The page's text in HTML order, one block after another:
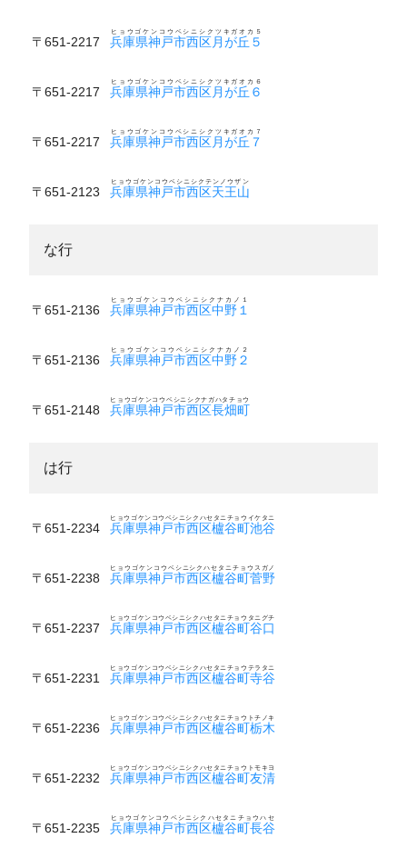
〒651-2217 兵庫県神戸市西区月が丘５
ヒョウゴケンコウベシニシクツキガオカ５
〒651-2217 兵庫県神戸市西区月が丘６
ヒョウゴケンコウベシニシクツキガオカ６
〒651-2217 兵庫県神戸市西区月が丘７
ヒョウゴケンコウベシニシクツキガオカ７
〒651-2123 兵庫県神戸市西区天王山
ヒョウゴケンコウベシニシクテンノウザン
な行
〒651-2136 兵庫県神戸市西区中野１
ヒョウゴケンコウベシニシクナカノ１
〒651-2136 兵庫県神戸市西区中野２
ヒョウゴケンコウベシニシクナカノ２
〒651-2148 兵庫県神戸市西区長畑町
ヒョウゴケンコウベシニシクナガハタチョウ
は行
〒651-2234 兵庫県神戸市西区櫨谷町池谷
ヒョウゴケンコウベシニシクハセタニチョウイケタニ
〒651-2238 兵庫県神戸市西区櫨谷町菅野
ヒョウゴケンコウベシニシクハセタニチョウスガノ
〒651-2237 兵庫県神戸市西区櫨谷町谷口
ヒョウゴケンコウベシニシクハセタニチョウタニグチ
〒651-2231 兵庫県神戸市西区櫨谷町寺谷
ヒョウゴケンコウベシニシクハセタニチョウテラタニ
〒651-2236 兵庫県神戸市西区櫨谷町栃木
ヒョウゴケンコウベシニシクハセタニチョウトチノキ
〒651-2232 兵庫県神戸市西区櫨谷町友清
ヒョウゴケンコウベシニシクハセタニチョウトモキヨ
〒651-2235 兵庫県神戸市西区櫨谷町長谷
ヒョウゴケンコウベシニシクハセタニチョウハセ